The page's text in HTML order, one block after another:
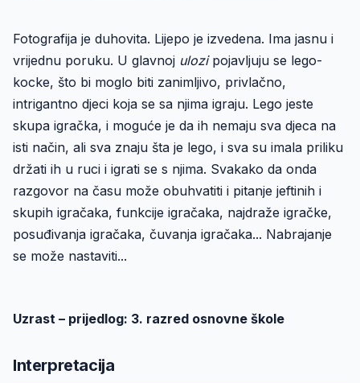
Fotografija je duhovita. Lijepo je izvedena. Ima jasnu i
vrijednu poruku. U glavnoj ulozi pojavljuju se lego-
kocke, što bi moglo biti zanimljivo, privlačno,
intrigantno djeci koja se sa njima igraju. Lego jeste
skupa igračka, i moguće je da ih nemaju sva djeca na
isti način, ali sva znaju šta je lego, i sva su imala priliku
držati ih u ruci i igrati se s njima. Svakako da onda
razgovor na času može obuhvatiti i pitanje jeftinih i
skupih igračaka, funkcije igračaka, najdraže igračke,
posuđivanja igračaka, čuvanja igračaka... Nabrajanje
se može nastaviti...
Uzrast – prijedlog: 3. razred osnovne škole
Interpretacija